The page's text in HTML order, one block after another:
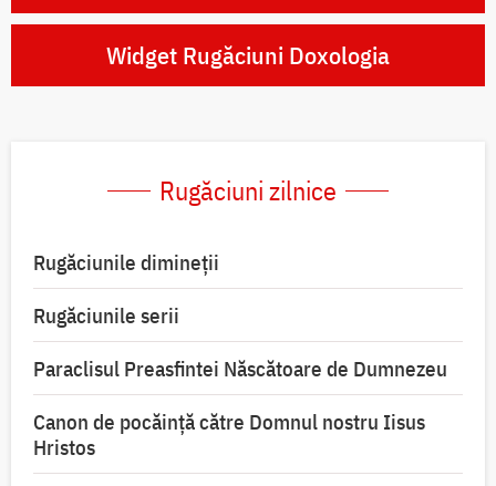
Widget Rugăciuni Doxologia
Rugăciuni zilnice
Rugăciunile dimineții
Rugăciunile serii
Paraclisul Preasfintei Născătoare de Dumnezeu
Canon de pocăință către Domnul nostru Iisus
Hristos